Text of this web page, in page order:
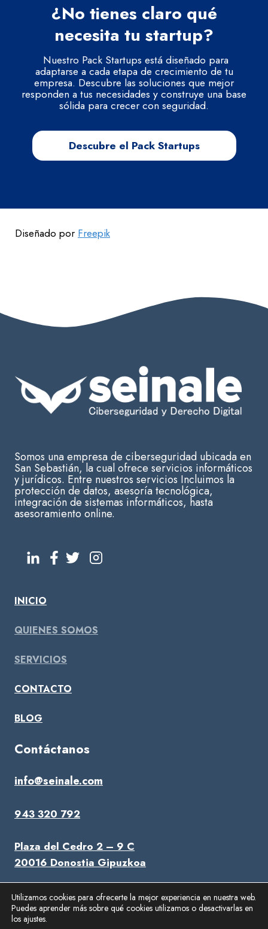
¿No tienes claro qué
necesita tu startup?
Nuestro Pack Startups está diseñado para
adaptarse a cada etapa de crecimiento de tu
empresa. Descubre las soluciones que mejor
responden a tus necesidades y construye una base
sólida para crecer con seguridad.
Descubre el Pack Startups
Diseñado por Freepik
Somos una empresa de ciberseguridad ubicada en
San Sebastián, la cual ofrece servicios informáticos
y jurídicos. Entre nuestros servicios Incluimos la
protección de datos, asesoría tecnológica,
integración de sistemas informáticos, hasta
asesoramiento online.
INICIO
QUIENES SOMOS
SERVICIOS
CONTACTO
BLOG
Contáctanos
info@seinale.com
943 320 792
Plaza del Cedro 2 – 9 C
20016 Donostia Gipuzkoa
© 2025 Seinale S.L. |
Utilizamos cookies para ofrecerte la mejor experiencia en nuestra web.
Puedes aprender más sobre qué cookies utilizamos o desactivarlas en
los ajustes.